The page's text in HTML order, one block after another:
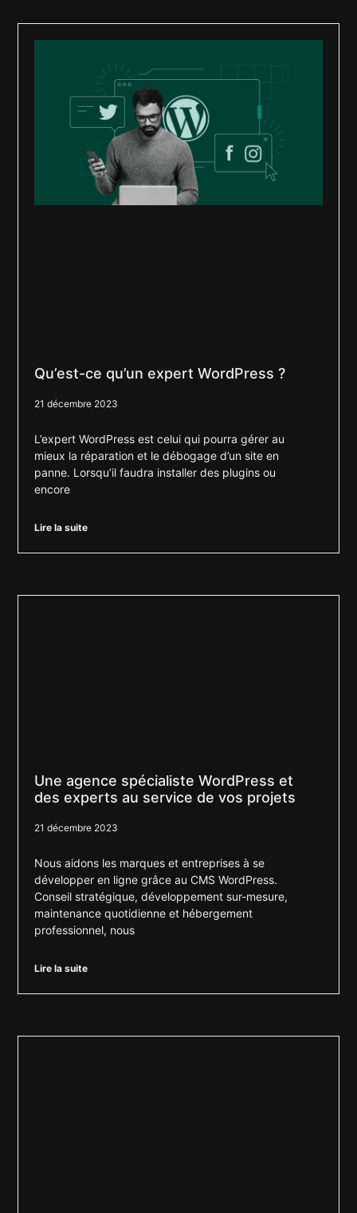
Qu’est-ce qu’un expert WordPress ?
21 décembre 2023
L’expert WordPress est celui qui pourra gérer au
mieux la réparation et le débogage d’un site en
panne. Lorsqu’il faudra installer des plugins ou
encore
Lire la suite
Une agence spécialiste WordPress et
des experts au service de vos projets
21 décembre 2023
Nous aidons les marques et entreprises à se
développer en ligne grâce au CMS WordPress.
Conseil stratégique, développement sur-mesure,
maintenance quotidienne et hébergement
professionnel, nous
Lire la suite